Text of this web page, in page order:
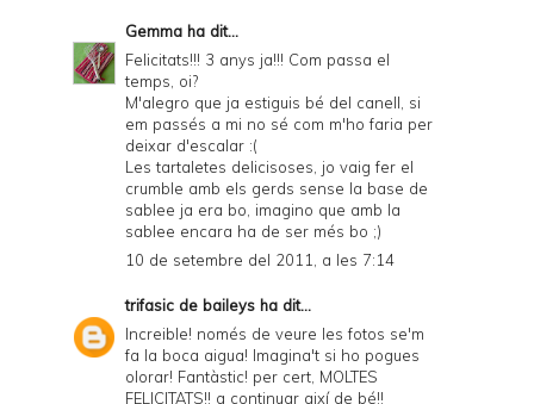
Gemma ha dit...
Felicitats!!! 3 anys ja!!! Com passa el
temps, oi?
M'alegro que ja estiguis bé del canell, si
em passés a mi no sé com m'ho faria per
deixar d'escalar :(
Les tartaletes delicisoses, jo vaig fer el
crumble amb els gerds sense la base de
sablee ja era bo, imagino que amb la
sablee encara ha de ser més bo ;)
10 de setembre del 2011, a les 7:14
trifasic de baileys ha dit...
Increible! només de veure les fotos se'm
fa la boca aigua! Imagina't si ho pogues
olorar! Fantàstic! per cert, MOLTES
FELICITATS!! a continuar així de bé!!